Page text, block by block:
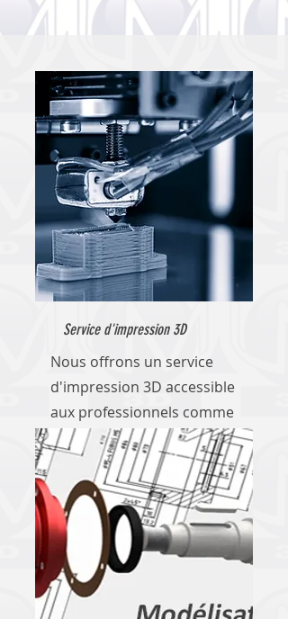
Service d'impression 3D
Nous offrons un service
d'impression 3D accessible
aux professionnels comme
aux particuliers